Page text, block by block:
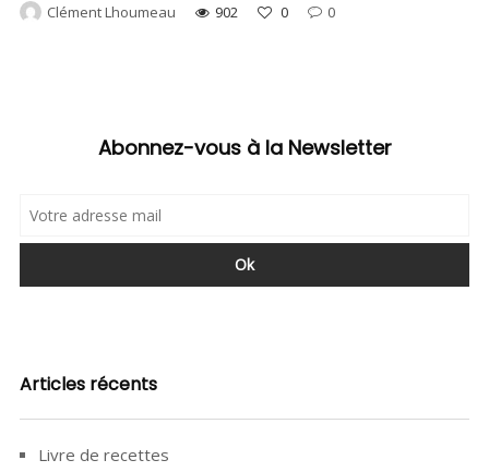
Clément Lhoumeau 902 0 0
Abonnez-vous à la Newsletter
Articles récents
Livre de recettes